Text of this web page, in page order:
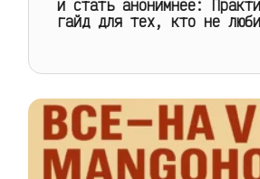
и стать анонимнее:
гайд для тех, кто не